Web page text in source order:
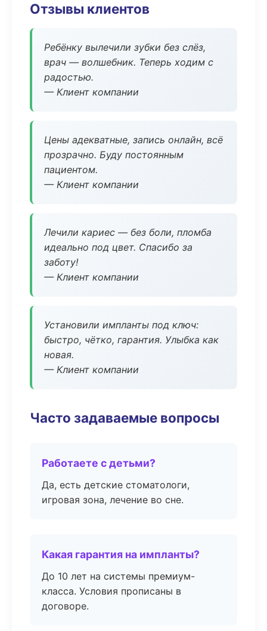
Отзывы клиентов
Ребёнку вылечили зубки без слёз,
врач — волшебник. Теперь ходим с
радостью.
— Клиент компании
Цены адекватные, запись онлайн, всё
прозрачно. Буду постоянным
пациентом.
— Клиент компании
Лечили кариес — без боли, пломба
идеально под цвет. Спасибо за
заботу!
— Клиент компании
Установили импланты под ключ:
быстро, чётко, гарантия. Улыбка как
новая.
— Клиент компании
Часто задаваемые вопросы
Работаете с детьми?
Да, есть детские стоматологи,
игровая зона, лечение во сне.
Какая гарантия на импланты?
До 10 лет на системы премиум-
класса. Условия прописаны в
договоре.